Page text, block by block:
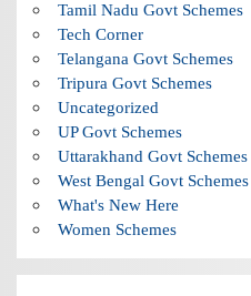
Tamil Nadu Govt Schemes
Tech Corner
Telangana Govt Schemes
Tripura Govt Schemes
Uncategorized
UP Govt Schemes
Uttarakhand Govt Schemes
West Bengal Govt Schemes
What's New Here
Women Schemes